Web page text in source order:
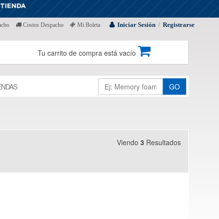
Iniciar Sesión / Registrarse
Costos Despacho Mi Boleta
Tu carrito de compra está vacío
GO
Viendo 3 Resultados